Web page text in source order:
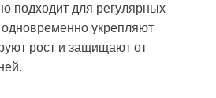
подходит для регулярных
укрепляют
рост и защищают от